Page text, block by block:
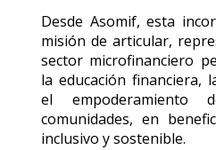
Desde Asomif, esta
misión de articular,
sector microfinanciero
la educación financiera,
el
comunidades, en
inclusivo y sostenible.